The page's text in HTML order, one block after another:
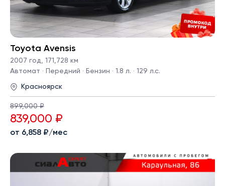
Toyota Avensis
2007 год, 171,728 км
Автомат · Передний · Бензин · 1.8 л. · 129 л.с.
Красноярск
899,000 ₽
839,000 ₽
от 6,858 ₽/мес